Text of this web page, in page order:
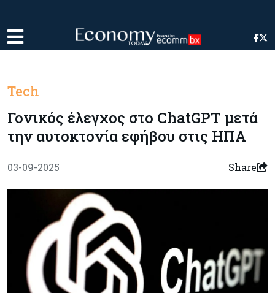
Tech
Γονικός έλεγχος στο ChatGPT μετά
την αυτοκτονία εφήβου στις ΗΠΑ
03-09-2025 Share